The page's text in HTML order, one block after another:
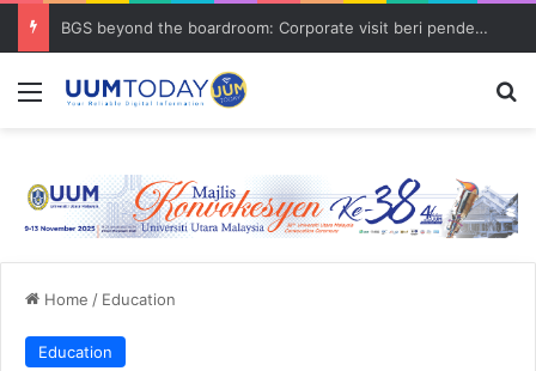
BGS beyond the boardroom: Corporate visit beri pendedahan dunia korporat kepada PELAJAR UUM
Menu
Home / Education
Education